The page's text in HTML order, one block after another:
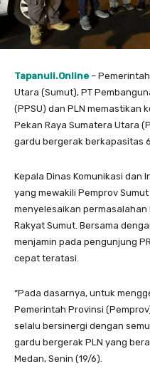
Tapanuli.Online –
Utara (Sumut), PT
(PPSU) dan PLN memastikan
Pekan Raya Sumatera Utara
gardu bergerak berkapasitas
Kepala Dinas Komunikasi dan
yang mewakili Pemprov
menyelesaikan
Rakyat Sumut. Bersama
menjamin pada pengunjung
cepat teratasi.
“Pada dasarnya, untuk
Pemerintah Provinsi
selalu bersinergi dengan
gardu bergerak PLN yang
Medan, Senin (19/6).